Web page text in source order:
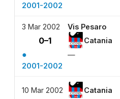
2001-2002
3 Mar 2002 Vis Pesaro
0–1 Catania
●
—
2001-2002
10 Mar 2002 Catania